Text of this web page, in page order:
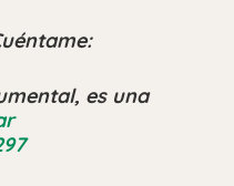
es una